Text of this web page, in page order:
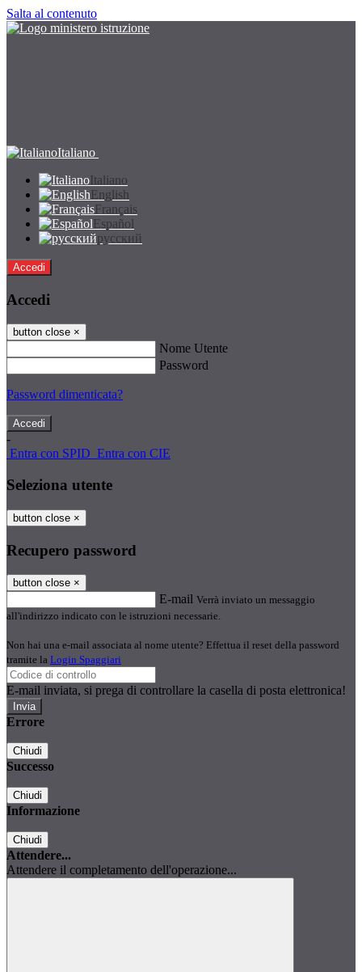
Salta al contenuto
Italiano
Italiano
English
Français
Español
русский
Accedi
Accedi
button close ×
Nome Utente
Password
Password dimenticata?
-
Entra con SPID Entra con CIE
Seleziona utente
button close ×
Recupero password
button close ×
E-mail Verrà inviato un messaggio
all'indirizzo indicato con le istruzioni necessarie.
Non hai una e-mail associata al nome utente? Effettua il reset della password
tramite la Login Spaggiari
E-mail inviata, si prega di controllare la casella di posta elettronica!
Errore
Chiudi
Successo
Chiudi
Informazione
Chiudi
Attendere...
Attendere il completamento dell'operazione...